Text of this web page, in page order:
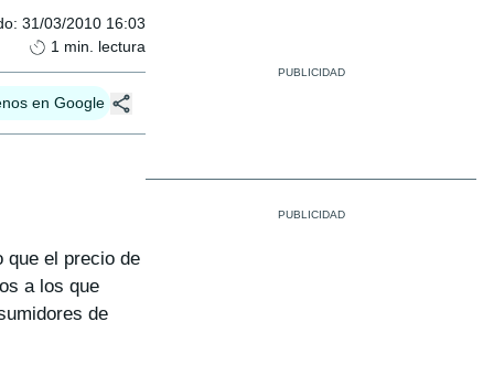
: 31/03/2010 16:03
1 min. lectura
en Google
que el precio de
a los que
de